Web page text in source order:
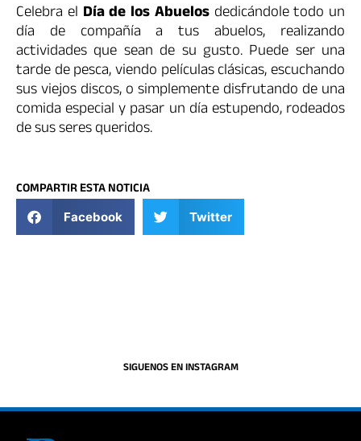
Celebra el Día de los Abuelos dedicándole todo un
día de compañía a tus abuelos, realizando
actividades que sean de su gusto. Puede ser una
tarde de pesca, viendo películas clásicas, escuchando
sus viejos discos, o simplemente disfrutando de una
comida especial y pasar un día estupendo, rodeados
de sus seres queridos.
COMPARTIR ESTA NOTICIA
Facebook Twitter
SIGUENOS EN INSTAGRAM